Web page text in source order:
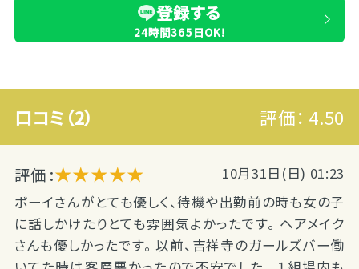
登録する
24時間365日OK!
口コミ（2） 評価： 4.50
評価 :★★★★★
10月31日(日) 01:23
ボーイさんがとても優しく、待機や出勤前の時も女の子
に話しかけたりとても雰囲気よかったです。 ヘアメイク
さんも優しかったです。 以前、吉祥寺のガールズバー働